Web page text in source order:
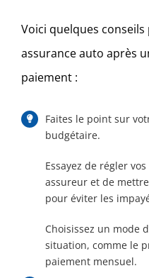
Voici quelques
assurance auto après
paiement :
Faites le point sur
budgétaire.
Essayez de régler
assureur et de
pour éviter les
Choisissez un mode
situation, comme le
paiement mensuel.